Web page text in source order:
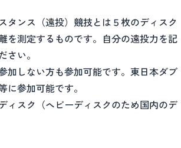
タンス（遠投）競技とは５枚のディスク
を測定するものです。自分の遠投力を記
さい。
加しない方も参加可能です。東日本ダブ
に参加可能です。
ィスク（ヘビーディスクのため国内のデ